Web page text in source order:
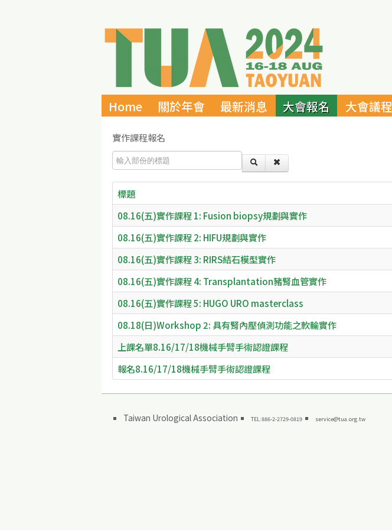
Home 關於年會 最新消息 大會報名 大會議程
實作課程報名
輸入部份的標題
標題
08.16(五)實作課程 1: Fusion biopsy規劃與實作
08.16(五)實作課程 2: HIFU規劃與實作
08.16(五)實作課程 3: RIRS結石模型實作
08.16(五)實作課程 4: Transplantation豬腎血管實作
08.16(五)實作課程 5: HUGO URO masterclass
08.18(日)Workshop 2: 具有腎內壓偵測功能之軟輸實作
上課名單8.16/17/18機械手臂手術認證課程
報名8.16/17/18機械手臂手術認證課程
Taiwan Urological Association TEL:886-2-2729-0819 service@tua.org.tw